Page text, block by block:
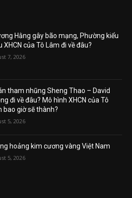
Hằng gây bão mạng, Phường kiểu
XHCN của Tô Lâm đi về đâu?
7, 2026
tham nhũng Sheng Thao – David
đi về đâu? Mô hình XHCN của Tô
bao giờ sẽ thành?
5, 2026
hoảng kim cương vàng Việt Nam
5, 2026